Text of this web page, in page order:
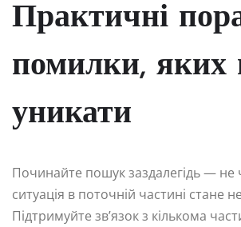
Практичні
помилки, яких
уникати
Починайте пошук заздалегідь — не
ситуація в поточній частині стане
Підтримуйте зв’язок з кількома